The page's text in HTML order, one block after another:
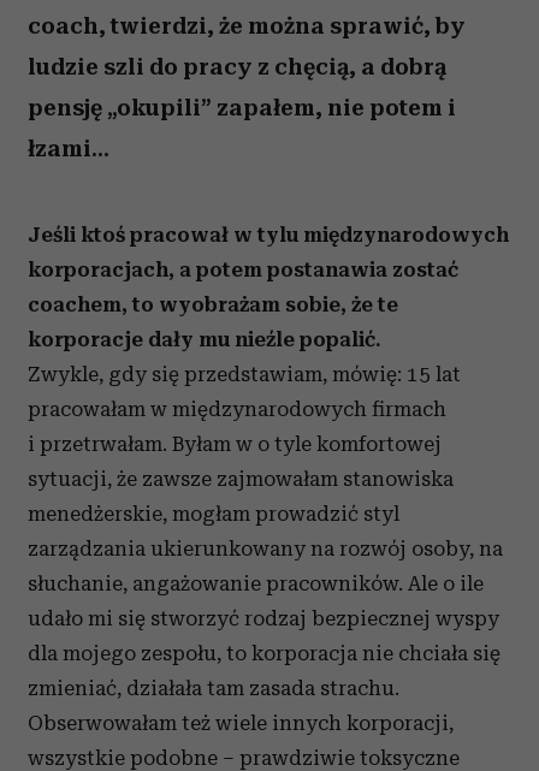
coach, twierdzi, że można sprawić, by
ludzie szli do pracy z chęcią, a dobrą
pensję „okupili” zapałem, nie potem i
łzami...
Jeśli ktoś pracował w tylu międzynarodowych
korporacjach, a potem postanawia zostać
coachem, to wyobrażam sobie, że te
korporacje dały mu nieźle popalić.
Zwykle, gdy się przedstawiam, mówię: 15 lat
pracowałam w międzynarodowych firmach
i przetrwałam. Byłam w o tyle komfortowej
sytuacji, że zawsze zajmowałam stanowiska
menedżerskie, mogłam prowadzić styl
zarządzania ukierunkowany na rozwój osoby, na
słuchanie, angażowanie pracowników. Ale o ile
udało mi się stworzyć rodzaj bezpiecznej wyspy
dla mojego zespołu, to korporacja nie chciała się
zmieniać, działała tam zasada strachu.
Obserwowałam też wiele innych korporacji,
wszystkie podobne – prawdziwie toksyczne